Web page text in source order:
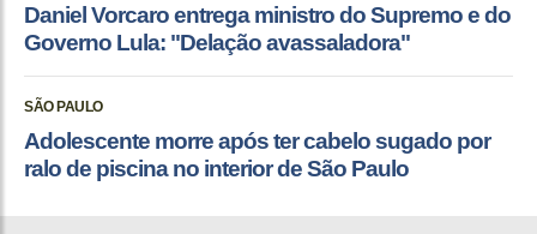
Daniel Vorcaro entrega ministro do Supremo e do
Governo Lula: "Delação avassaladora"
SÃO PAULO
Adolescente morre após ter cabelo sugado por
ralo de piscina no interior de São Paulo